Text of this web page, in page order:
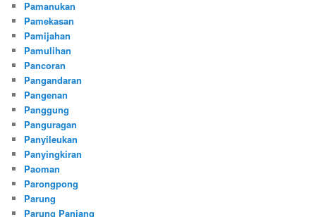
Pamanukan
Pamekasan
Pamijahan
Pamulihan
Pancoran
Pangandaran
Pangenan
Panggung
Panguragan
Panyileukan
Panyingkiran
Paoman
Parongpong
Parung
Parung Panjang